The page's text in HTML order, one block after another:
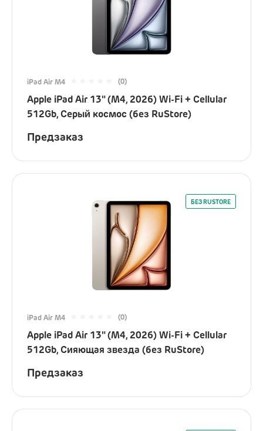
iPad Air M4 (0)
Apple iPad Air 13" (M4, 2026) Wi-Fi + Cellular
512Gb, Серый космос (без RuStore)
Предзаказ
БЕЗ RUSTORE
iPad Air M4 (0)
Apple iPad Air 13" (M4, 2026) Wi-Fi + Cellular
512Gb, Сияющая звезда (без RuStore)
Предзаказ